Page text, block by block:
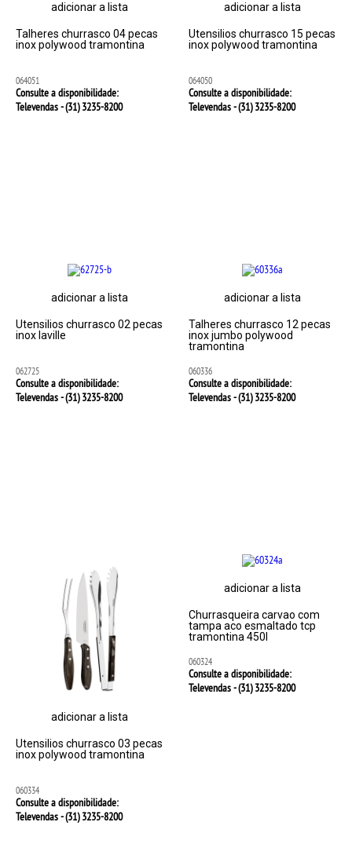
adicionar a lista
Talheres churrasco 04 pecas
inox polywood tramontina
064051
Consulte a disponibilidade:
Televendas - (31)3235-8200
adicionar a lista
Utensilios churrasco 15 pecas
inox polywood tramontina
064050
Consulte a disponibilidade:
Televendas - (31)3235-8200
adicionar a lista
Utensilios churrasco 02 pecas
inox laville
062725
Consulte a disponibilidade:
Televendas - (31)3235-8200
adicionar a lista
Talheres churrasco 12 pecas
inox jumbo polywood
tramontina
060336
Consulte a disponibilidade:
Televendas - (31)3235-8200
adicionar a lista
Utensilios churrasco 03 pecas
inox polywood tramontina
060334
Consulte a disponibilidade:
Televendas - (31)3235-8200
adicionar a lista
Churrasqueira carvao com
tampa aco esmaltado tcp
tramontina 450l
060324
Consulte a disponibilidade:
Televendas - (31)3235-8200